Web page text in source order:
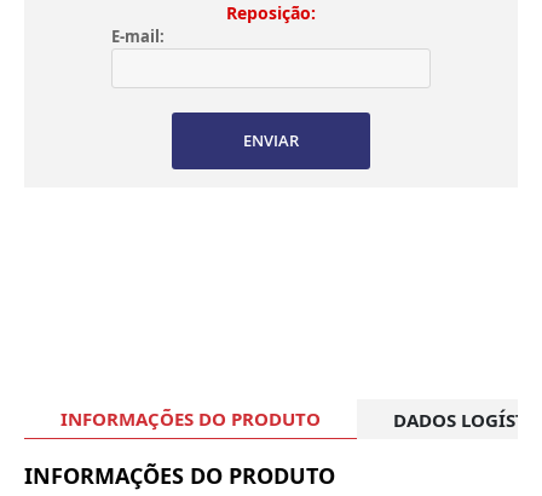
Reposição:
E-mail:
ENVIAR
INFORMAÇÕES DO PRODUTO DADOS
INFORMAÇÕES DO PRODUTO